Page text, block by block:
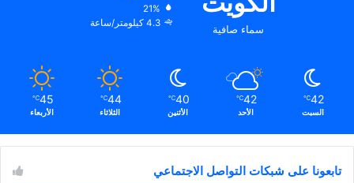
سماء صافية
21%
4.3 كيلومتر/ساعة
42
℃
السبت
42
℃
الأحد
40
℃
الأثنين
44
℃
الثلاثاء
45
℃
الأربعاء
تابعونا على شبكات التواصل الاجتماعي